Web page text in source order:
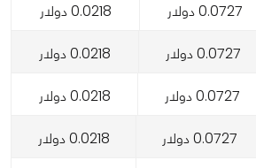
0.0727 دولار 0.0218 دولار
0.0727 دولار 0.0218 دولار
0.0727 دولار 0.0218 دولار
0.0727 دولار 0.0218 دولار